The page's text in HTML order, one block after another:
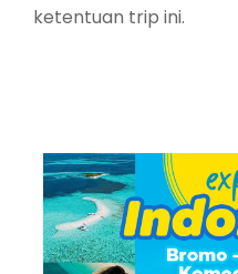
ketentuan trip ini.